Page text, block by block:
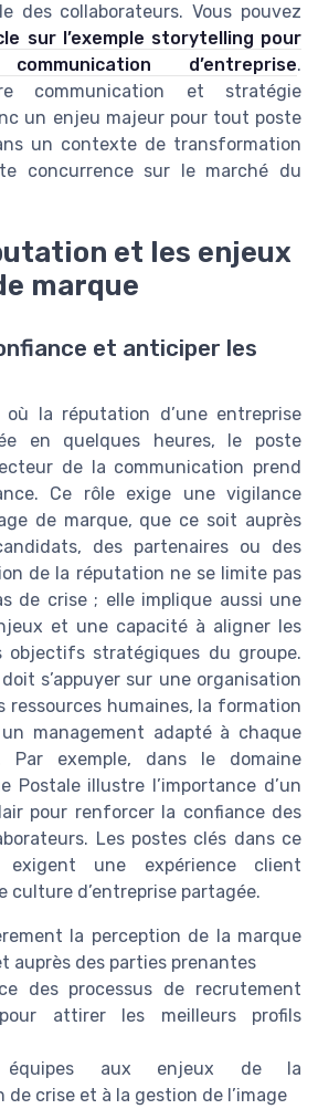
des collaborateurs. Vous pouvez
sur l’exemple storytelling pour
d’entreprise.
communication et stratégie
un enjeu majeur pour tout poste
un contexte de transformation
concurrence sur le marché du
et les enjeux
marque
et anticiper les
la réputation d’une entreprise
en quelques heures, le poste
de la communication prend
Ce rôle exige une vigilance
de marque, que ce soit auprès
des partenaires ou des
de la réputation ne se limite pas
de crise ; elle implique aussi une
et une capacité à aligner les
objectifs stratégiques du groupe.
s’appuyer sur une organisation
ressources humaines, la formation
management adapté à chaque
Par exemple, dans le domaine
Postale illustre l’importance d’un
pour renforcer la confiance des
Les postes clés dans ce
une expérience client
culture d’entreprise partagée.
la perception de la marque
auprès des parties prenantes
des processus de recrutement
attirer les meilleurs profils
équipes aux enjeux de la
crise et à la gestion de l’image